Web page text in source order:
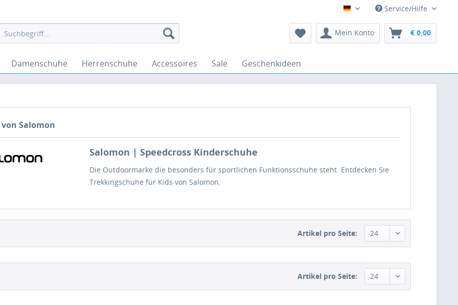
Deutsch Service/Hilfe
Mein Konto € 0,00
Damenschuhe Herrenschuhe Accessoires Sale Geschenkideen
Salomon
Salomon | Speedcross Kinderschuhe
Die Outdoormarke die besonders für sportlichen Funktionsschuhe steht. Entdecken Sie
Trekkingschuhe für Kids von Salomon.
Artikel pro Seite:
Artikel pro Seite: